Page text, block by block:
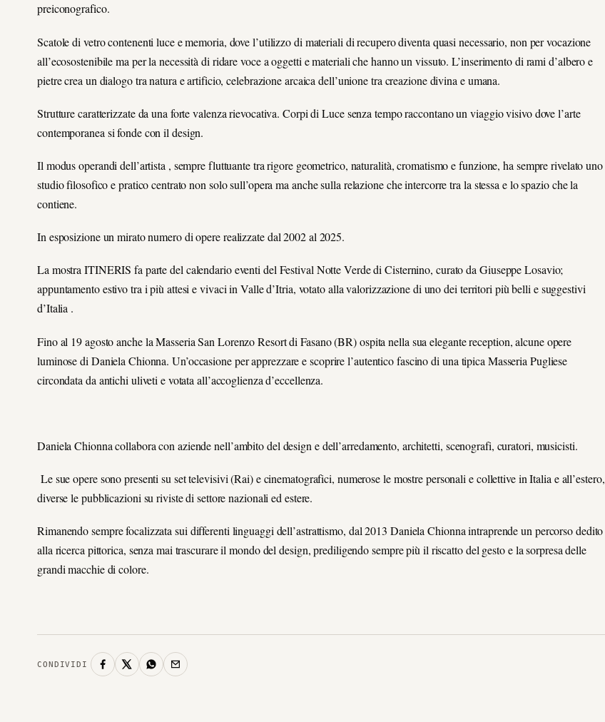
preiconografico.
Scatole di vetro contenenti luce e memoria, dove l’utilizzo di materiali di recupero diventa quasi necessario, non per vocazione
all’ecosostenibile ma per la necessità di ridare voce a oggetti e materiali che hanno un vissuto. L’inserimento di rami d’albero e
pietre crea un dialogo tra natura e artificio, celebrazione arcaica dell’unione tra creazione divina e umana.
Strutture caratterizzate da una forte valenza rievocativa. Corpi di Luce senza tempo raccontano un viaggio visivo dove l’arte
contemporanea si fonde con il design.
Il modus operandi dell’artista , sempre fluttuante tra rigore geometrico, naturalità, cromatismo e funzione, ha sempre rivelato uno
studio filosofico e pratico centrato non solo sull’opera ma anche sulla relazione che intercorre tra la stessa e lo spazio che la
contiene.
In esposizione un mirato numero di opere realizzate dal 2002 al 2025.
La mostra ITINERIS fa parte del calendario eventi del Festival Notte Verde di Cisternino, curato da Giuseppe Losavio;
appuntamento estivo tra i più attesi e vivaci in Valle d’Itria, votato alla valorizzazione di uno dei territori più belli e suggestivi
d’Italia .
Fino al 19 agosto anche la Masseria San Lorenzo Resort di Fasano (BR) ospita nella sua elegante reception, alcune opere
luminose di Daniela Chionna. Un’occasione per apprezzare e scoprire l’autentico fascino di una tipica Masseria Pugliese
circondata da antichi uliveti e votata all’accoglienza d’eccellenza.
Daniela Chionna collabora con aziende nell’ambito del design e dell’arredamento, architetti, scenografi, curatori, musicisti.
Le sue opere sono presenti su set televisivi (Rai) e cinematografici, numerose le mostre personali e collettive in Italia e all’estero,
diverse le pubblicazioni su riviste di settore nazionali ed estere.
Rimanendo sempre focalizzata sui differenti linguaggi dell’astrattismo, dal 2013 Daniela Chionna intraprende un percorso dedito
alla ricerca pittorica, senza mai trascurare il mondo del design, prediligendo sempre più il riscatto del gesto e la sorpresa delle
grandi macchie di colore.
CONDIVIDI